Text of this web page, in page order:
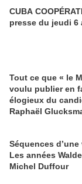
CUBA
presse du jeudi 6
Tout ce que « le
voulu publier en
élogieux du
Raphaël
Séquences
Les années
Michel Duffour